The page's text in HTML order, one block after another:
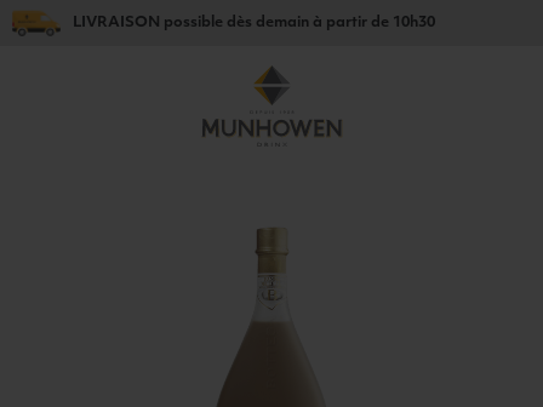
LIVRAISON possible dès demain à partir de 10h30